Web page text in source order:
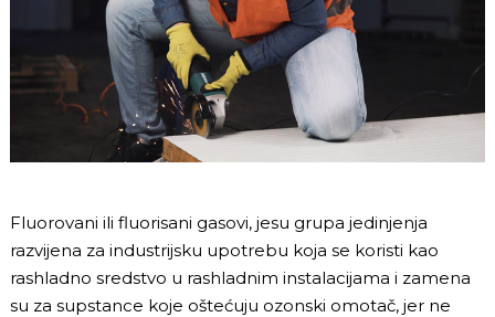
Fluorovani ili fluorisani gasovi, jesu grupa jedinjenja
razvijena za industrijsku upotrebu koja se koristi kao
rashladno sredstvo u rashladnim instalacijama i zamena
su za supstance koje oštećuju ozonski omotač, jer ne